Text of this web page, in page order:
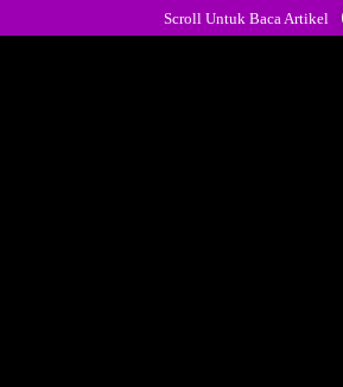
ke
Scroll Untuk Baca Artikel